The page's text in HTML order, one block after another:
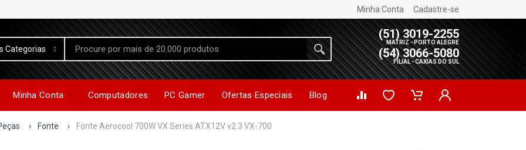
Minha Conta Cadastre-se
(51) 3019-2255
MATRIZ - PORTO ALEGRE
(54) 3066-5080
FILIAL - CAXIAS DO SUL
Minha Conta Computadores PC Gamer Ofertas Especiais Blog
› Fonte › Fonte Aerocool 700W VX Series ATX12V v2.3 VX-700